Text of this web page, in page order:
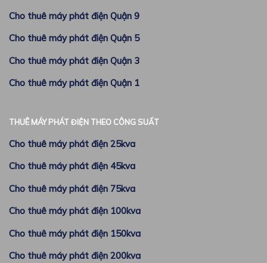
Cho thuê máy phát điện Quận 9
Cho thuê máy phát điện Quận 5
Cho thuê máy phát điện Quận 3
Cho thuê máy phát điện Quận 1
THUÊ MÁY PHÁT ĐIỆN THEO CÔNG SUẤT
Cho thuê máy phát điện 25kva
Cho thuê máy phát điện 45kva
Cho thuê máy phát điện 75kva
Cho thuê máy phát điện 100kva
Cho thuê máy phát điện 150kva
Cho thuê máy phát điện 200kva